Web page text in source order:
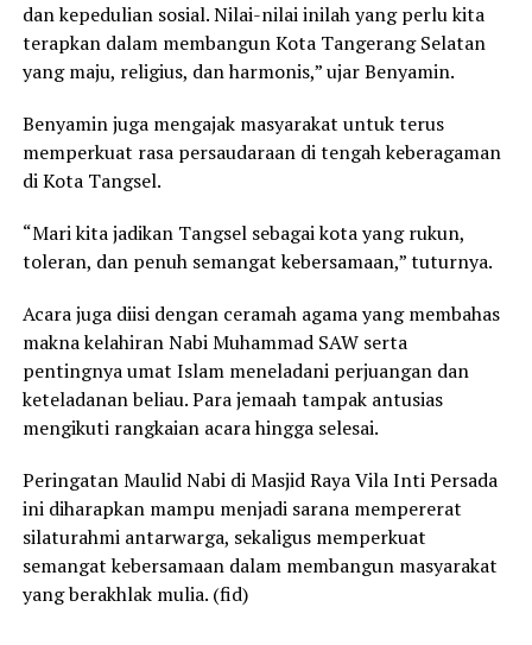
dan kepedulian sosial. Nilai-nilai inilah yang perlu kita
terapkan dalam membangun Kota Tangerang Selatan
yang maju, religius, dan harmonis,” ujar Benyamin.
Benyamin juga mengajak masyarakat untuk terus
memperkuat rasa persaudaraan di tengah keberagaman
di Kota Tangsel.
“Mari kita jadikan Tangsel sebagai kota yang rukun,
toleran, dan penuh semangat kebersamaan,” tuturnya.
Acara juga diisi dengan ceramah agama yang membahas
makna kelahiran Nabi Muhammad SAW serta
pentingnya umat Islam meneladani perjuangan dan
keteladanan beliau. Para jemaah tampak antusias
mengikuti rangkaian acara hingga selesai.
Peringatan Maulid Nabi di Masjid Raya Vila Inti Persada
ini diharapkan mampu menjadi sarana mempererat
silaturahmi antarwarga, sekaligus memperkuat
semangat kebersamaan dalam membangun masyarakat
yang berakhlak mulia. (fid)